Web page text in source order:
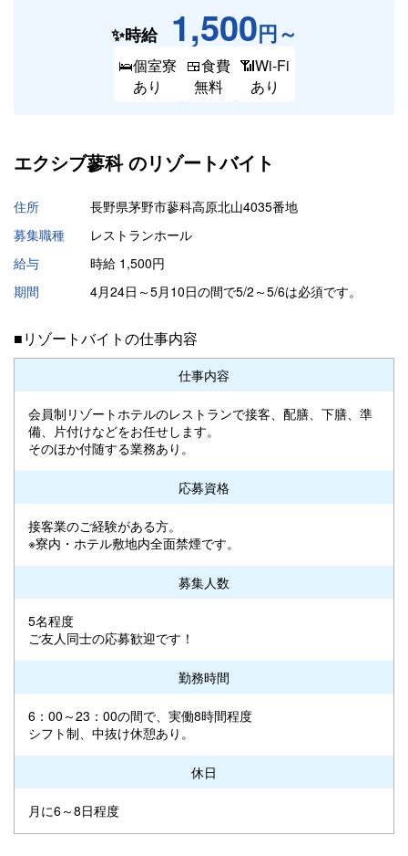
✨時給 1,500円～
🛌個室寮
あり
🍱食費
無料
📶Wi-Fi
あり
エクシブ蓼科 のリゾートバイト
住所
長野県茅野市蓼科高原北山4035番地
募集職種
レストランホール
給与
時給 1,500円
期間
4月24日～5月10日の間で5/2～5/6は必須です。
■リゾートバイトの仕事内容
仕事内容
会員制リゾートホテルのレストランで接客、配膳、下膳、準
備、片付けなどをお任せします。
そのほか付随する業務あり。
応募資格
接客業のご経験がある方。
※寮内・ホテル敷地内全面禁煙です。
募集人数
5名程度
ご友人同士の応募歓迎です！
勤務時間
6：00～23：00の間で、実働8時間程度
シフト制、中抜け休憩あり。
休日
月に6～8日程度